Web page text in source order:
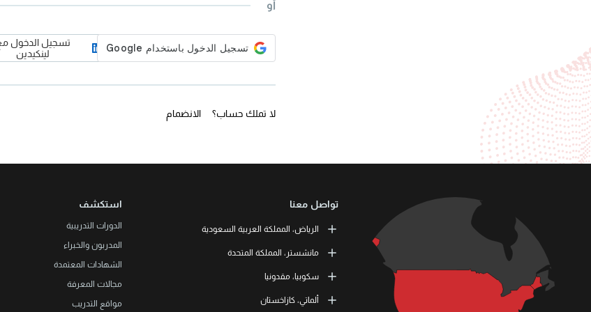
أو
تسجيل الدخول
لينكيدين
لا تملك حساب؟ الانضمام
تواصل معنا
الرياض، المملكة العربية السعودية
LEORON Saudi Experts Institute for Training
طريق الملك فهد، حي الرحمانية، برج القمر، الطابق
11537 الرياض، المملكة العربية السعودية
+966 11 464 4865
مانشستر، المملكة المتحدة
L3RN New Skills Co.
Office No. 2, 34 Station Road
Urmston, Manchester, England M41 9JQ UK
+44 (0) 1615138133
سكوبيا، مقدونيا
L3RN dooel
Str. 20, No 82, Cucer-Sandevo 1000 Skopje,
ألماتي، كازاخستان
استكشف
الدورات التدريبية
المدربون والخبراء
الشهادات المعتمدة
مجالات المعرفة
مواقع التدريب